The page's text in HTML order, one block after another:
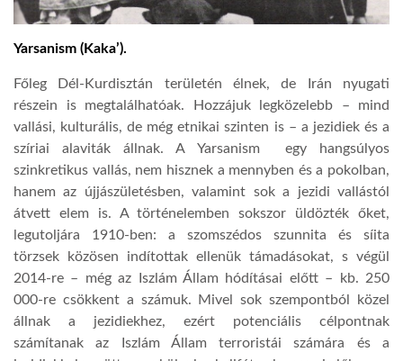
Yarsanism (Kaka’).
Főleg Dél-Kurdisztán területén élnek, de Irán nyugati
részein is megtalálhatóak. Hozzájuk legközelebb – mind
vallási, kulturális, de még etnikai szinten is – a jezidiek és a
szíriai alaviták állnak. A Yarsanism
egy hangsúlyos
szinkretikus vallás, nem hisznek a mennyben és a pokolban,
hanem az újjászületésben, valamint sok a jezidi vallástól
átvett elem is. A történelemben sokszor üldözték őket,
legutoljára 1910-ben: a szomszédos szunnita és síita
törzsek közösen indítottak ellenük támadásokat, s végül
2014-re – még az Iszlám Állam hódításai előtt – kb. 250
000-re csökkent a számuk. Mivel sok szempontból közel
állnak a jezidiekhez, ezért potenciális célpontnak
számítanak az Iszlám Állam terroristái számára és a